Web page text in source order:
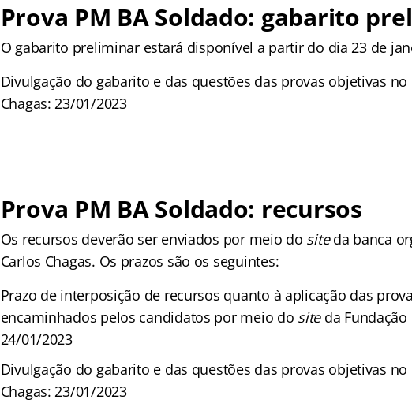
Prova PM BA Soldado: gabarito
O gabarito preliminar estará disponível a partir do dia 23 de
Divulgação do gabarito e das questões das provas objetivas no
Chagas: 23/01/2023
Prova PM BA Soldado: recursos
Os recursos deverão ser enviados por meio do siteda banca
Carlos Chagas. Os prazos são os seguintes:
Prazo de interposição de recursos quanto à aplicação das
encaminhados pelos candidatos por meio do siteda Fundação
24/01/2023
Divulgação do gabarito e das questões das provas objetivas no
Chagas: 23/01/2023